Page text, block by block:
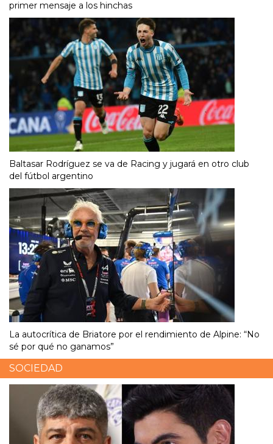
primer mensaje a los hinchas
Baltasar Rodríguez se va de Racing y jugará en otro club
del fútbol argentino
La autocrítica de Briatore por el rendimiento de Alpine: “No
sé por qué no ganamos”
SOCIEDAD